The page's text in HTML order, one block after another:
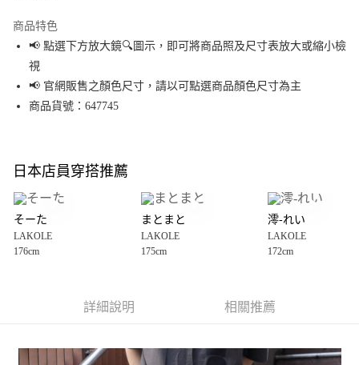
Apple Pay
街口支付
悠遊付
全盈+PAY
大哥付你分期
【大哥付你分期使用說明】
1.本服務由台灣大哥大提供，台灣大哥大用戶可立即使用無須另外申請。
2.付款方式選擇「大哥付你分期」，訂單成立後會自動跳轉到大哥付的交易
3.實際核准額度、可分期數及費用金額請依後續交易確認頁面所載為準。
4.訂單成立30分鐘內，如未前往確認交易或遇審核未通過，訂單將自動取
【繳款方式說明】
AFTEE先享後付
３．安心：先確認商品／服務後，再付款。
每筆NT$80，滿NT$1,500(含以上)免運費
商品特色
📢 點選下方放大鏡🔍圖示，即可將商品照及尺寸表放大或縮小檢
視
📢 官網販售之顏色尺寸，請以可點選商品顏色尺寸為主
商品貨號：647745
日本店員穿搭推薦
そーた
LAKOLE
176cm
まとまと
LAKOLE
175cm
澪-れい
LAKOLE
172cm
詳細說明 相關推薦